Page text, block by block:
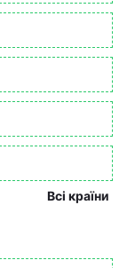
Всі країни